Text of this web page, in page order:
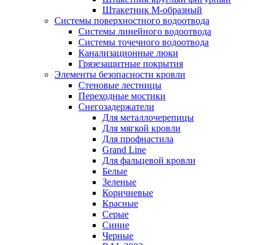
Штакетник М-образный
Системы поверхностного водоотвода
Системы линейного водоотвода
Системы точечного водоотвода
Канализационные люки
Грязезащитные покрытия
Элементы безопасности кровли
Стеновые лестницы
Переходные мостики
Снегозадержатели
Для металлочерепицы
Для мягкой кровли
Для профнастила
Grand Line
Для фальцевой кровли
Белые
Зеленые
Коричневые
Красные
Серые
Синие
Черные